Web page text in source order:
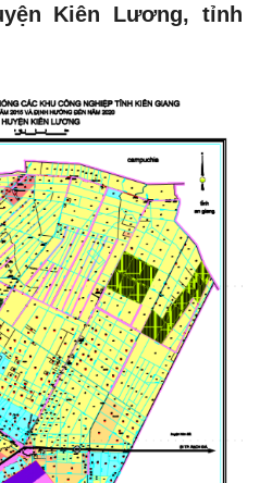
Kiên Lương, tỉnh